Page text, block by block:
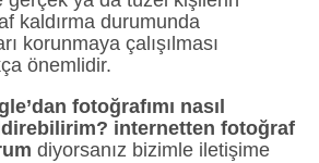
kaldırma durumunda
korunmaya çalışılması
önemlidir.
fotoğrafımı nasıl
internetten fotoğraf
diyorsanız bizimle iletişime